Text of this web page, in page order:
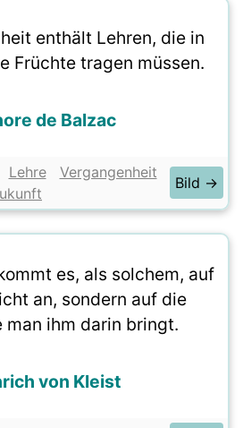
enthält Lehren, die in
Früchte tragen müssen.
de Balzac
Lehre
Vergangenheit
Bild →
es, als solchem, auf
an, sondern auf die
man ihm darin bringt.
von Kleist